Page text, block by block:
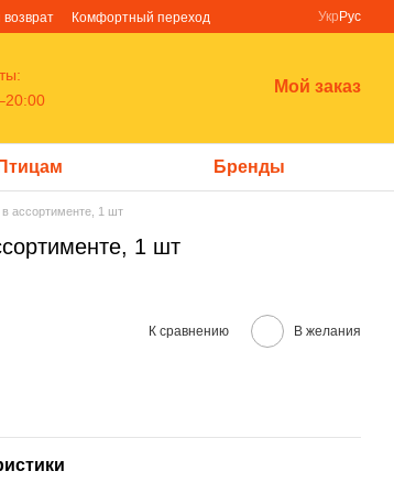
Комфортный переход
Укр Рус
Мой заказ
Птицам Бренды
ассортименте, 1 шт
1 шт
К сравнению В желания